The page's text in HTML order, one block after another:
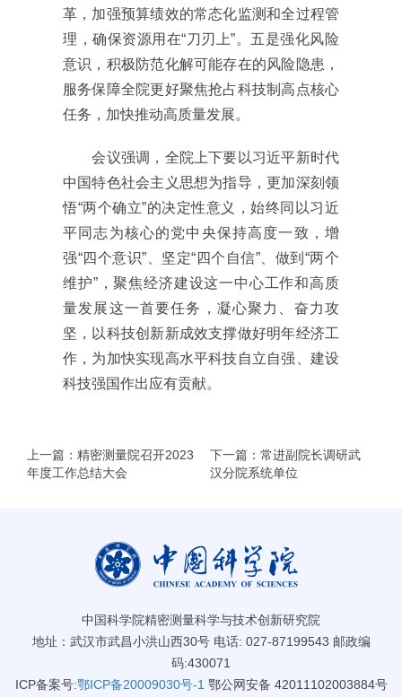
革，加强预算绩效的常态化监测和全过程管
理，确保资源用在“刀刃上”。五是强化风险
意识，积极防范化解可能存在的风险隐患，
服务保障全院更好聚焦抢占科技制高点核心
任务，加快推动高质量发展。
会议强调，全院上下要以习近平新时代
中国特色社会主义思想为指导，更加深刻领
悟“两个确立”的决定性意义，始终同以习近
平同志为核心的党中央保持高度一致，增
强“四个意识”、坚定“四个自信”、做到“两个
维护”，聚焦经济建设这一中心工作和高质
量发展这一首要任务，凝心聚力、奋力攻
坚，以科技创新新成效支撑做好明年经济工
作，为加快实现高水平科技自立自强、建设
科技强国作出应有贡献。
上一篇：精密测量院召开2023
年度工作总结大会
下一篇：常进副院长调研武
汉分院系统单位
中国科学院精密测量科学与技术创新研究院
地址：武汉市武昌小洪山西30号 电话: 027-87199543 邮政编
码:430071
ICP备案号:鄂ICP备20009030号-1 鄂公网安备 42011102003884号